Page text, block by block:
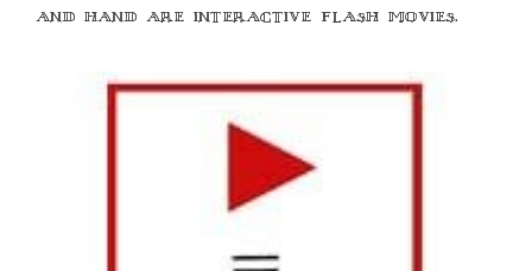
and hand are interactive flash movies.